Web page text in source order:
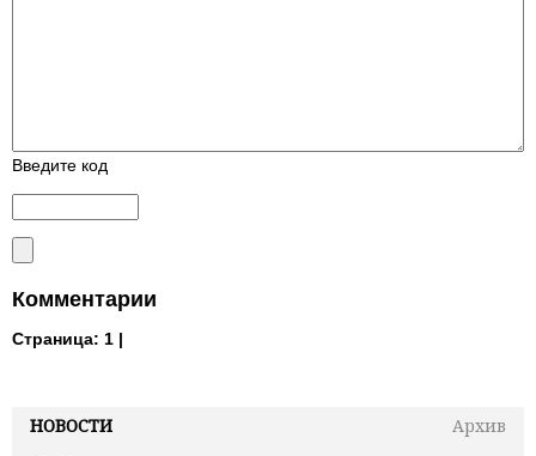
НОВОСТИ
Архив
Введите код
Комментарии
Страница: 1 |